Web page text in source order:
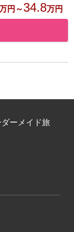
円～34.8万円
ーメイド旅